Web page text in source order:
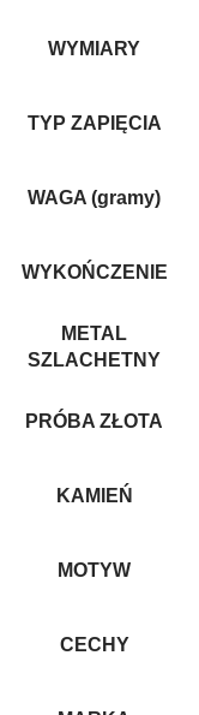
WYMIARY
TYP ZAPIĘCIA
WAGA (gramy)
WYKOŃCZENIE
METAL
SZLACHETNY
PRÓBA ZŁOTA
KAMIEŃ
MOTYW
CECHY